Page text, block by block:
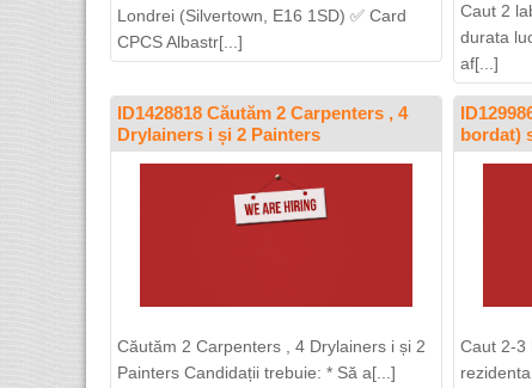
Londrei (Silvertown, E16 1SD) ✅ Card
CPCS Albastr[...]
Caut 2
durata
af[...]
ID1428818 Căutăm 2 Carpenters , 4
Drylainers i și 2 Painters
Căutăm 2 Carpenters , 4 Drylainers i și 2
Painters Candidații trebuie: * Să a[...]
bordat)
Caut 2-3